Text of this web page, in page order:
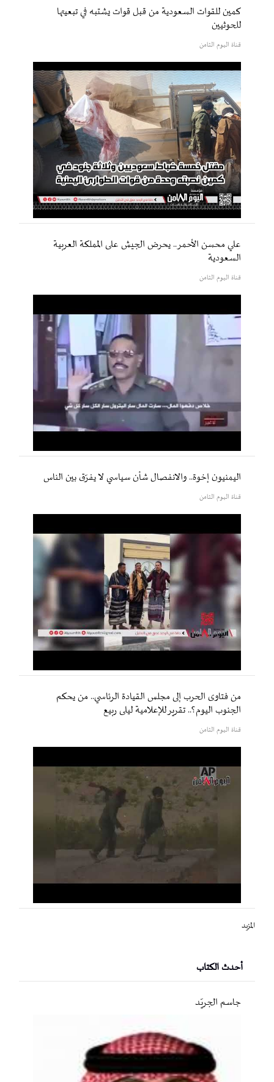
كمين للقوات السعودية من قبل قوات يشتبه في تبعيتها
للحوثيين
قناة اليوم الثامن
علي محسن الأحمر.. يحرض الجيش على المملكة العربية
السعودية
قناة اليوم الثامن
اليمنيون إخوة.. والانفصال شأن سياسي لا يفرّق بين الناس
قناة اليوم الثامن
من فتاوى الحرب إلى مجلس القيادة الرئاسي.. من يحكم
الجنوب اليوم؟.. تقرير للإعلامية ليلى ربيع
قناة اليوم الثامن
المزيد
أحدث الكتاب
جاسم الجريّد